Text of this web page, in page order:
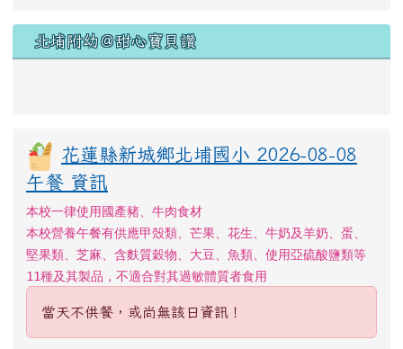
北埔附幼＠甜心寶貝讚
花蓮縣新城鄉北埔國小 2026-08-08
午餐 資訊
本校一律使用國產豬、牛肉食材
本校營養午餐有供應甲殼類、芒果、花生、牛奶及羊奶、蛋、
堅果類、芝麻、含麩質穀物、大豆、魚類、使用亞硫酸鹽類等
11種及其製品，不適合對其過敏體質者食用
當天不供餐，或尚無該日資訊！